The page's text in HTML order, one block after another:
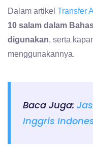
Dalam artikel Transfer
10 salam dalam
digunakan, serta
menggunakannya.
Baca Juga:
Inggris